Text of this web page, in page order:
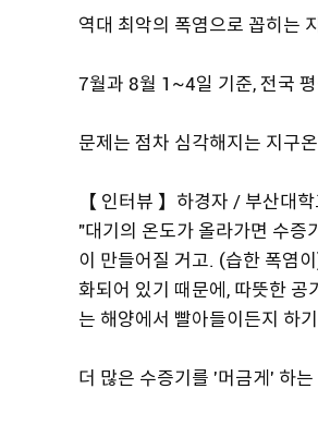
역대 최악의 폭염으로 꼽히는
7월과 8월 1~4일 기준, 전국
문제는 점차 심각해지는 지구
【 인터뷰 】하경자 / 부산대
"대기의 온도가 올라가면 수증
이 만들어질 거고. (습한 폭염
화되어 있기 때문에, 따뜻한 공
는 해양에서 빨아들이든지 하
더 많은 수증기를 '머금게' 하